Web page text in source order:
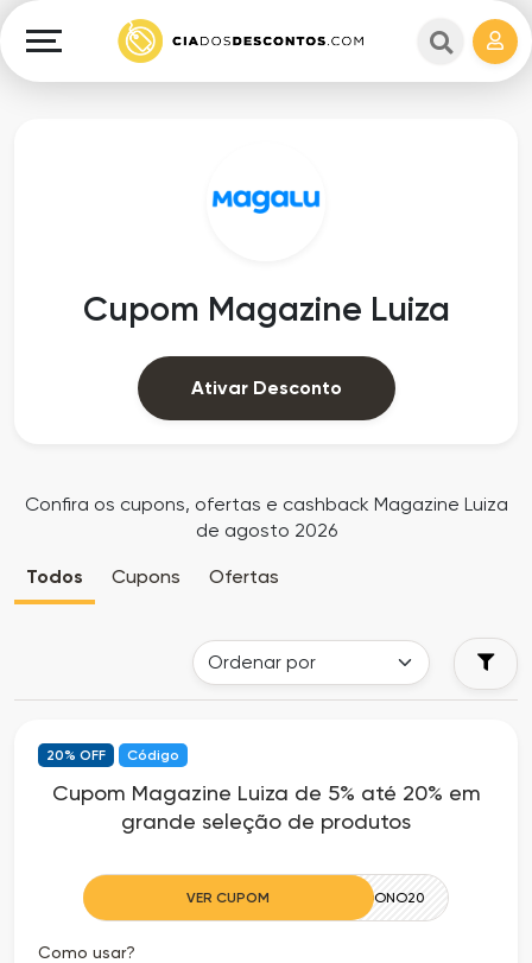
Cashback
Lojas
Datas
Todos
os
Departamentos
Todas
Explorar
Cupons
Dinheiro
Cupom Magazine Luiza
Ativar Desconto
Confira os cupons, ofertas e cashback Magazine Luiza
de agosto 2026
Todos Cupons Ofertas
20% OFF Código
Cupom Magazine Luiza de 5% até 20% em
grande seleção de produtos
VER CUPOM DONO20
Como usar?